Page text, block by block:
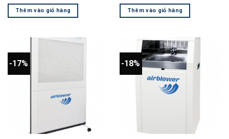
là:
4,600,000 ₫.
3,400,000 ₫.
Thêm vào giỏ hàng
là:
2,400,000 ₫.
Thêm vào giỏ hàng
-17% -18%